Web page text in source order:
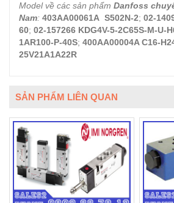
Model về các sản phẩm Danfoss
Nam: 403AA00061A S502N-2; 02-
60; 02-157266 KDG4V-5-2C65S-M-U-
1AR100-P-40S; 400AA00004A C16-
25V21A1A22R
SẢN PHẨM LIÊN QUAN